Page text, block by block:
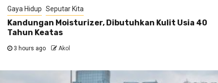
Gaya Hidup Seputar Kita
Kandungan Moisturizer, Dibutuhkan Kulit Usia 40
Tahun Keatas
3 hours ago Akol